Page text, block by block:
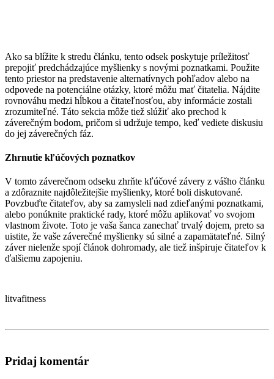
Ako sa blížite k stredu článku, tento odsek poskytuje príležitosť
prepojiť predchádzajúce myšlienky s novými poznatkami. Použite
tento priestor na predstavenie alternatívnych pohľadov alebo na
odpovede na potenciálne otázky, ktoré môžu mať čitatelia. Nájdite
rovnováhu medzi hĺbkou a čitateľnosťou, aby informácie zostali
zrozumiteľné. Táto sekcia môže tiež slúžiť ako prechod k
záverečným bodom, pričom si udržuje tempo, keď vediete diskusiu
do jej záverečných fáz.
Zhrnutie kľúčových poznatkov
V tomto záverečnom odseku zhrňte kľúčové závery z vášho článku
a zdôraznite najdôležitejšie myšlienky, ktoré boli diskutované.
Povzbuďte čitateľov, aby sa zamysleli nad zdieľanými poznatkami,
alebo ponúknite praktické rady, ktoré môžu aplikovať vo svojom
vlastnom živote. Toto je vaša šanca zanechať trvalý dojem, preto sa
uistite, že vaše záverečné myšlienky sú silné a zapamätateľné. Silný
záver nielenže spojí článok dohromady, ale tiež inšpiruje čitateľov k
ďalšiemu zapojeniu.
litvafitness
Pridaj komentár